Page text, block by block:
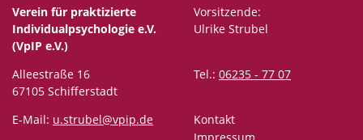
Verein für praktizierte
Individualpsychologie e.V.
(VpIP e.V.)
Vorsitzende:
Ulrike Strubel
Alleestraße 16
67105 Schifferstadt
Tel.: 06235 - 77 07
E-Mail: u.strubel@vpip.de
Kontakt